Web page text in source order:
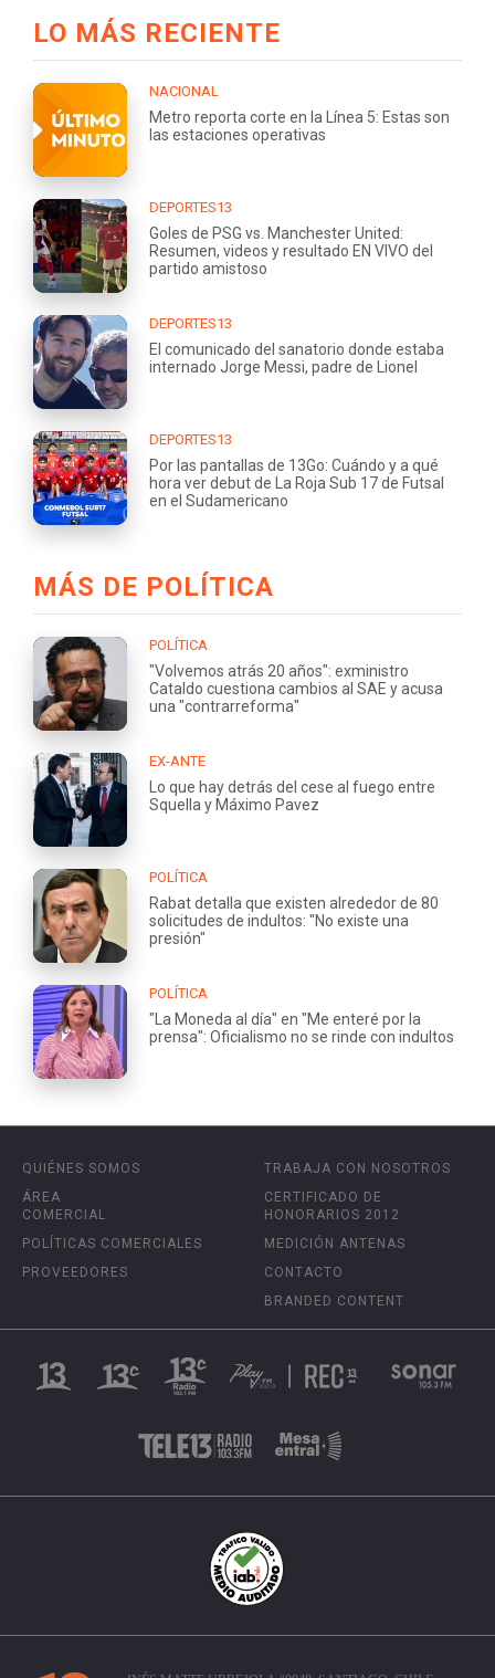
LO MÁS RECIENTE
NACIONAL
Metro reporta corte en la Línea 5: Estas son
las estaciones operativas
DEPORTES13
Goles de PSG vs. Manchester United:
Resumen, videos y resultado EN VIVO del
partido amistoso
DEPORTES13
El comunicado del sanatorio donde estaba
internado Jorge Messi, padre de Lionel
DEPORTES13
Por las pantallas de 13Go: Cuándo y a qué
hora ver debut de La Roja Sub 17 de Futsal
en el Sudamericano
MÁS DE POLÍTICA
POLÍTICA
"Volvemos atrás 20 años": exministro
Cataldo cuestiona cambios al SAE y acusa
una "contrarreforma"
EX-ANTE
Lo que hay detrás del cese al fuego entre
Squella y Máximo Pavez
POLÍTICA
Rabat detalla que existen alrededor de 80
solicitudes de indultos: "No existe una
presión"
POLÍTICA
"La Moneda al día" en "Me enteré por la
prensa": Oficialismo no se rinde con indultos
QUIÉNES SOMOS
ÁREA
COMERCIAL
POLÍTICAS COMERCIALES
PROVEEDORES
TRABAJA CON NOSOTROS
CERTIFICADO DE
HONORARIOS 2012
MEDICIÓN ANTENAS
CONTACTO
BRANDED CONTENT